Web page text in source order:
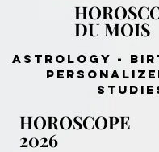
DU MOIS
DU MOIS
Astrology -
HOROSCOPE
2026
HOROSCOPE
2026